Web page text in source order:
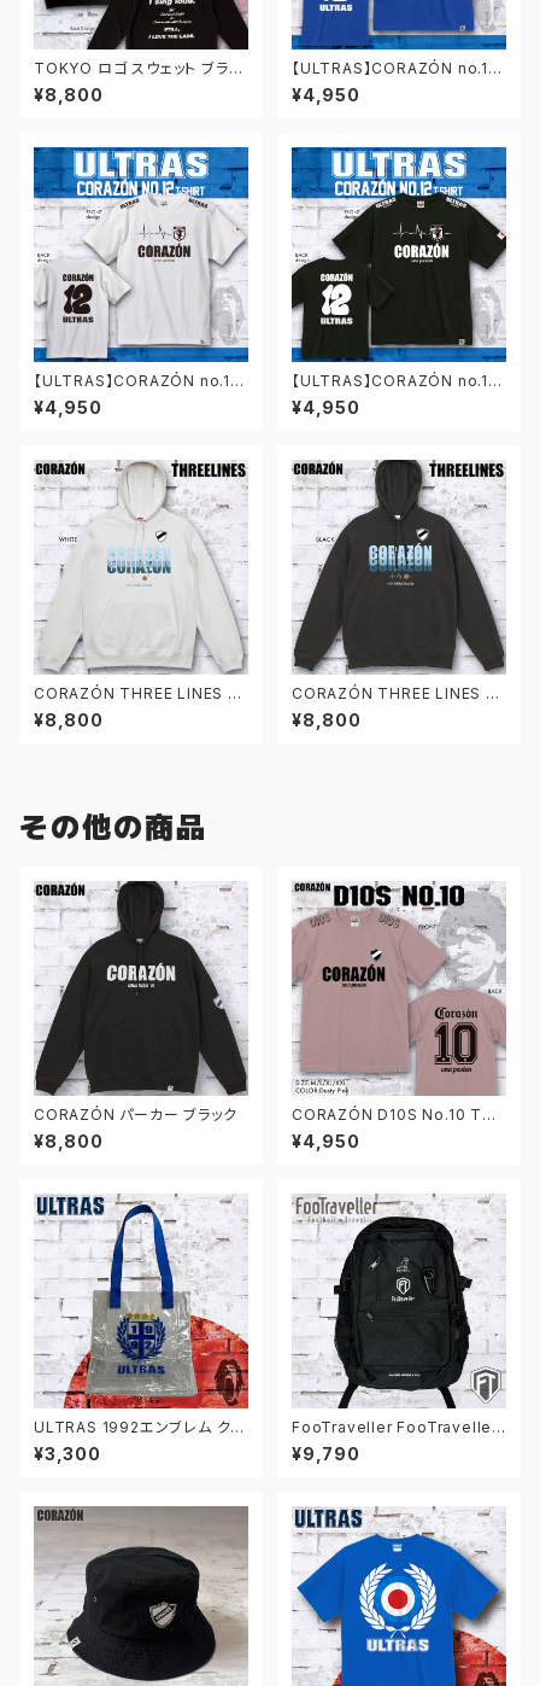
TOKYO ロゴ スウェット ブラッ
ク
¥8,800
【ULTRAS】CORAZÓN no.12
Tシャツ ブルー
¥4,950
【ULTRAS】CORAZÓN no.12
Tシャツ ホワイト
¥4,950
【ULTRAS】CORAZÓN no.12
Tシャツ ブラック
¥4,950
CORAZÓN THREE LINES パ
ーカー ホワイト
¥8,800
CORAZÓN THREE LINES パ
ーカー ブラック
¥8,800
その他の商品
CORAZÓN パーカー ブラック
¥8,800
CORAZÓN D10S No.10 Tシ
ャツ ダスティピンク
¥4,950
ULTRAS 1992エンブレム クリ
アバッグ
¥3,300
FooTraveller FooTraveller
×KANGOL バッグパック ブ
ラック
¥9,790